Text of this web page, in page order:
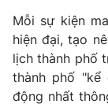
Mỗi sự kiện
hiện đại, tạo
lịch thành phố
thành phố "kể
động nhất